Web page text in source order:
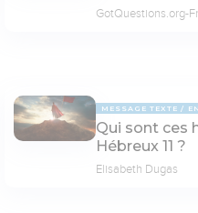
GotQuestions.org-
MESSAGE TEXTE
Qui sont ces
Hébreux 11 ?
Elisabeth Dugas